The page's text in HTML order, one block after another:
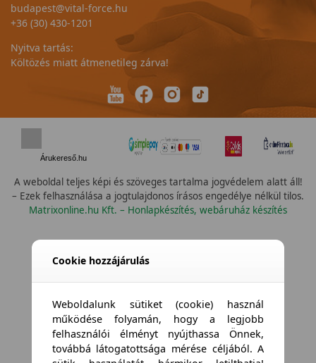
budapest@vital-force.hu
+36 (30) 430-1201
Nyitva tartás:
Költözés miatt átmenetileg zárva!
Árukereső.hu
A weboldal teljes képi és szöveges tartalma jogvédelem alatt áll!
– Ezek felhasználása a jogtulajdonos írásos engedélye nélkül tilos.
Matrixonline.hu Kft. – Honlapkészítés, webáruház készítés
Cookie hozzájárulás
Weboldalunk sütiket (cookie) használ
működése folyamán, hogy a legjobb
felhasználói élményt nyújthassa Önnek,
továbbá látogatottsága mérése céljából. A
--  Válassz --